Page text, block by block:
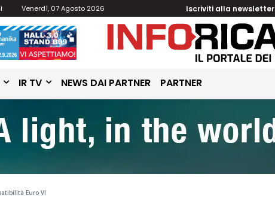
Venerdì, 07 Agosto 2026 Iscriviti alla newsletter
IR TV NEWS DAI PARTNER PARTNER
Euro VI